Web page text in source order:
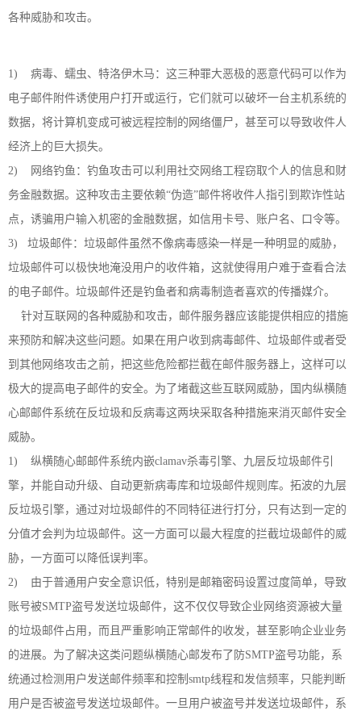
各种威胁和攻击。
1) 病毒、蠕虫、特洛伊木马：这三种罪大恶极的恶意代码可以作为
电子邮件附件诱使用户打开或运行，它们就可以破坏一台主机系统的
数据，将计算机变成可被远程控制的网络僵尸，甚至可以导致收件人
经济上的巨大损失。
2) 网络钓鱼：钓鱼攻击可以利用社交网络工程窃取个人的信息和财
务金融数据。这种攻击主要依赖“伪造”邮件将收件人指引到欺诈性站
点，诱骗用户输入机密的金融数据，如信用卡号、账户名、口令等。
3) 垃圾邮件：垃圾邮件虽然不像病毒感染一样是一种明显的威胁，
垃圾邮件可以极快地淹没用户的收件箱，这就使得用户难于查看合法
的电子邮件。垃圾邮件还是钓鱼者和病毒制造者喜欢的传播媒介。
针对互联网的各种威胁和攻击，邮件服务器应该能提供相应的措施
来预防和解决这些问题。如果在用户收到病毒邮件、垃圾邮件或者受
到其他网络攻击之前，把这些危险都拦截在邮件服务器上，这样可以
极大的提高电子邮件的安全。为了堵截这些互联网威胁，国内纵横随
心邮邮件系统在反垃圾和反病毒这两块采取各种措施来消灭邮件安全
威胁。
1) 纵横随心邮邮件系统内嵌clamav杀毒引擎、九层反垃圾邮件引
擎，并能自动升级、自动更新病毒库和垃圾邮件规则库。拓波的九层
反垃圾引擎，通过对垃圾邮件的不同特征进行打分，只有达到一定的
分值才会判为垃圾邮件。这一方面可以最大程度的拦截垃圾邮件的威
胁，一方面可以降低误判率。
2) 由于普通用户安全意识低，特别是邮箱密码设置过度简单，导致
账号被SMTP盗号发送垃圾邮件，这不仅仅导致企业网络资源被大量
的垃圾邮件占用，而且严重影响正常邮件的收发，甚至影响企业业务
的进展。为了解决这类问题纵横随心邮发布了防SMTP盗号功能，系
统通过检测用户发送邮件频率和控制smtp线程和发信频率，只能判断
用户是否被盗号发送垃圾邮件。一旦用户被盗号并发送垃圾邮件，系